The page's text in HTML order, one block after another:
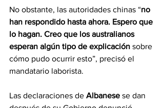
No obstante, las autoridades chinas “no
han respondido hasta ahora. Espero que
lo hagan. Creo que los australianos
esperan algún tipo de explicación sobre
cómo pudo ocurrir esto”, precisó el
mandatario laborista.
Las declaraciones de Albanese se dan